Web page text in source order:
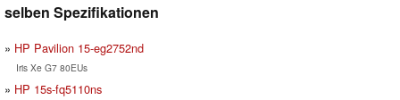
selben Spezifikationen
HP Pavilion 15-eg2752nd
Iris Xe G7 80EUs
HP 15s-fq5110ns